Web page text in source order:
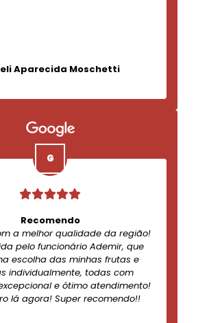
Aparecida Moschetti
Recomendo
a melhor qualidade da região!
pelo funcionário Ademir, que
escolha das minhas frutas e
individualmente, todas com
e ótimo atendimento!
lá agora! Super recomendo!!